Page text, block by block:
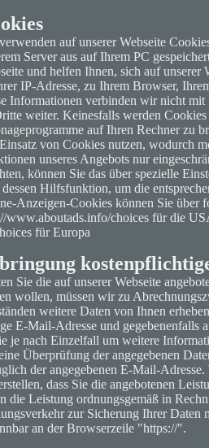
auf unserer Webseite
Server aus auf Ihrem PC
und helfen Ihnen, sich auf unserer
IP-Adresse, zu Ihrem Browser,
Informationen verbinden wir nicht mit
weiter. Keinesfalls werden
auf Ihren Rechner zu
von Cookies nutzen, wodurch
unseres Angebots nur
können Sie das über spezielle
Hilfsfunktion, um die
Anzeigen-Cookies können Sie über
www.aboutads.info/choices für die
für Europa
Sie die auf unserer Webseite
wollen, müssen wir zu
weitere Daten von Ihnen
E-Mail-Adresse und gegebenenfalls
je nach Einzelfall um weitere
Überprüfung der angegebenen
der angegebenen E-Mail-
dass Sie die angebotenen
die Leistung ordnungsgemäß in
zur Sicherung Ihrer Daten
an der Browserzeile "https://".